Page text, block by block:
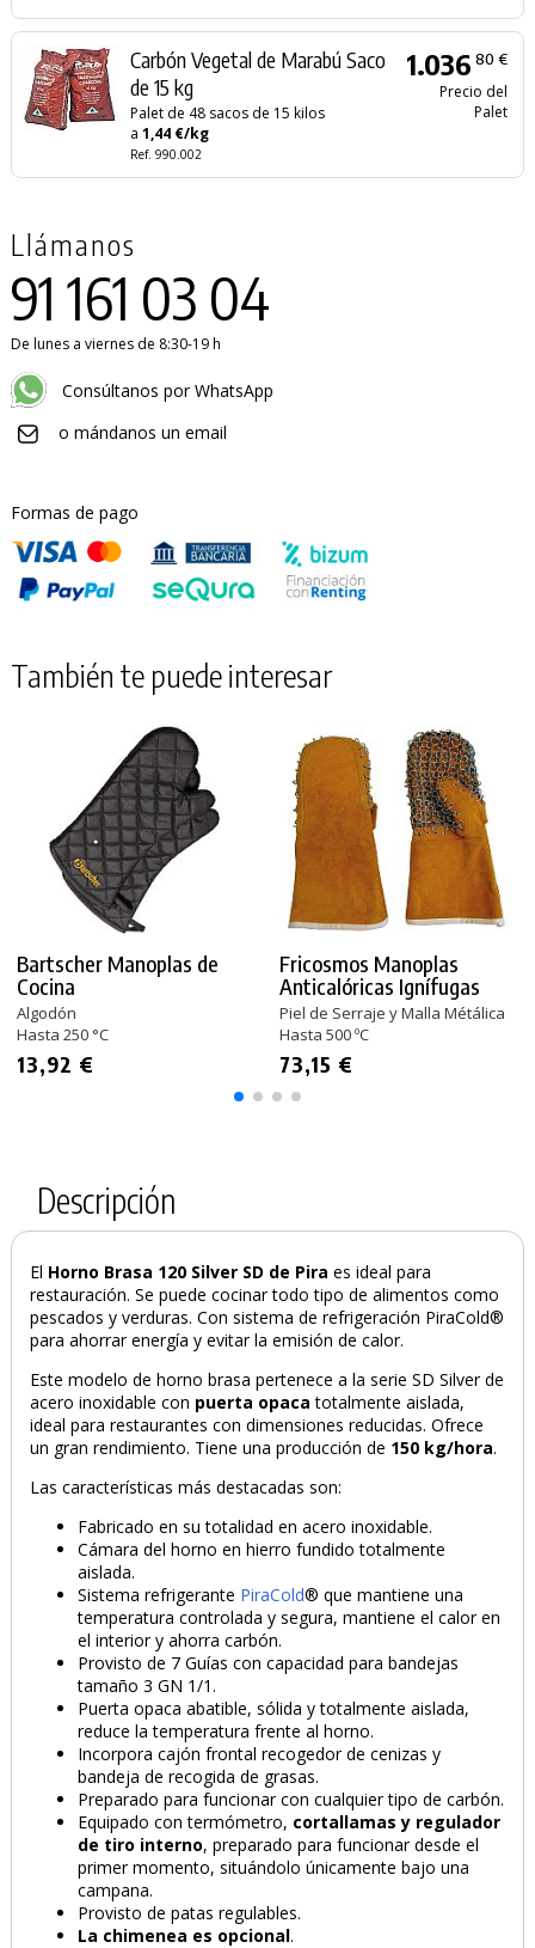
PRODUCTO AÑADIDO AL CARRITO
TE PUEDE INTERESAR
Carbón Vegetal de Marabú Saco
de 15 kg
Palet de 48 sacos de 15 kilos
a 1,44 €/kg
Ref. 990.002
1.036 80 €
Precio del
Palet
Llámanos
91 161 03 04
De lunes a viernes de 8:30-19 h
Consúltanos por WhatsApp
o mándanos un email
Formas de pago
También te puede interesar
Bartscher Manoplas de
Cocina
Algodón
Hasta 250 °C
13,92 €
Fricosmos Manoplas
Anticalóricas Ignífugas
Piel de Serraje y Malla Métálica
Hasta 500 ºC
73,15 €
Descripción
El Horno Brasa 120 Silver SD de Pira es ideal para
restauración. Se puede cocinar todo tipo de alimentos como
pescados y verduras. Con sistema de refrigeración PiraCold®
para ahorrar energía y evitar la emisión de calor.
Este modelo de horno brasa pertenece a la serie SD Silver de
acero inoxidable con puerta opaca totalmente aislada,
ideal para restaurantes con dimensiones reducidas. Ofrece
un gran rendimiento. Tiene una producción de 150 kg/hora.
Las características más destacadas son:
Fabricado en su totalidad en acero inoxidable.
Cámara del horno en hierro fundido totalmente
aislada.
Sistema refrigerante PiraCold® que mantiene una
temperatura controlada y segura, mantiene el calor en
el interior y ahorra carbón.
Provisto de 7 Guías con capacidad para bandejas
tamaño 3 GN 1/1.
Puerta opaca abatible, sólida y totalmente aislada,
reduce la temperatura frente al horno.
Incorpora cajón frontal recogedor de cenizas y
bandeja de recogida de grasas.
Preparado para funcionar con cualquier tipo de carbón.
Equipado con termómetro, cortallamas y regulador
de tiro interno, preparado para funcionar desde el
primer momento, situándolo únicamente bajo una
campana.
Provisto de patas regulables.
La chimenea es opcional.